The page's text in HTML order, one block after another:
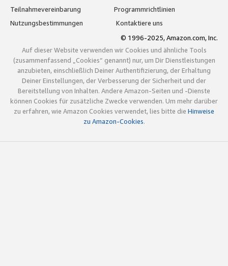
Teilnahmevereinbarung
Programmrichtlinien
Nutzungsbestimmungen
Kontaktiere uns
© 1996-2025, Amazon.com, Inc.
Auf dieser Website verwenden wir Cookies und ähnliche Tools
(zusammenfassend „Cookies“ genannt) nur, um Dir Dienstleistungen
anzubieten, einschließlich Deiner Authentifizierung, der Erhaltung
Deiner Einstellungen, der Verbesserung der Sicherheit und der
Bereitstellung von Inhalten. Andere Amazon-Seiten und -Dienste
können Cookies für zusätzliche Zwecke verwenden. Um mehr darüber
zu erfahren, wie Amazon Cookies verwendet, lies bitte die Hinweise
zu Amazon-Cookies.